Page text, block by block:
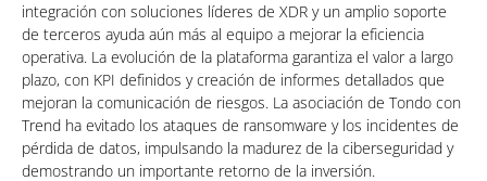
integración con soluciones líderes de XDR y un amplio soporte
de terceros ayuda aún más al equipo a mejorar la eficiencia
operativa. La evolución de la plataforma garantiza el valor a largo
plazo, con KPI definidos y creación de informes detallados que
mejoran la comunicación de riesgos. La asociación de Tondo con
Trend ha evitado los ataques de ransomware y los incidentes de
pérdida de datos, impulsando la madurez de la ciberseguridad y
demostrando un importante retorno de la inversión.